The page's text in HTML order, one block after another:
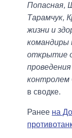
Попасная,
Тарамчук,
жизни и
командиры
открытие
контролем
в сводке.
Ранее на